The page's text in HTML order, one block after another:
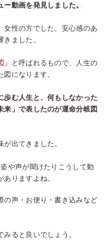
動画を発見しました。
女性の方でした。安心感のあ
ました。
」
と呼ばれるもので、人生の
になります。
歩む人生と、何もしなかった
来」で表したのが運命分岐図
出てきました。
や声が聞けたりこうして動
りますよね。
の声・お便り・書き込みなど
ると良いでしょう。